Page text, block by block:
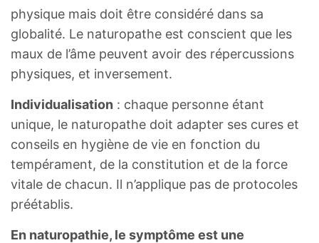
physique mais doit être considéré dans sa
globalité. Le naturopathe est conscient que les
maux de l’âme peuvent avoir des répercussions
physiques, et inversement.
Individualisation : chaque personne étant
unique, le naturopathe doit adapter ses cures et
conseils en hygiène de vie en fonction du
tempérament, de la constitution et de la force
vitale de chacun. Il n’applique pas de protocoles
préétablis.
En naturopathie, le symptôme est une